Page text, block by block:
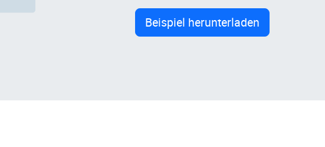
Beispiel herunterladen